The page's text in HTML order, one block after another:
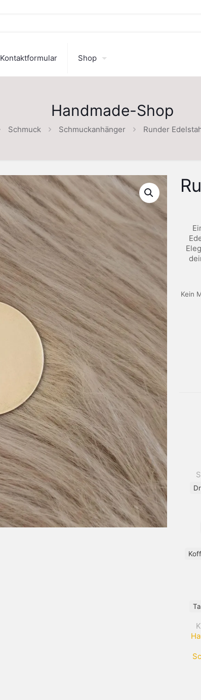
Kontaktformular Shop
Handmade-Shop
Schmuck Schmuckanhänger Runder
Kein